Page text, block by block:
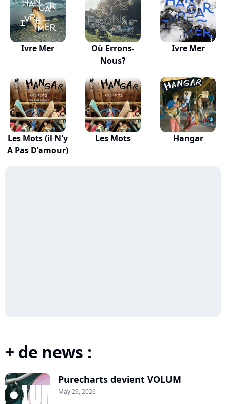
Ivre Mer
Où Errons-
Nous?
Ivre Mer
Les Mots (il N'y
A Pas D'amour)
Les Mots Hangar
+ de news :
Purecharts devient VOLUM
May 29, 2026